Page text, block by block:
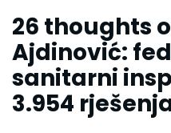
26 thoughts
Ajdinović:
sanitarni
3.954